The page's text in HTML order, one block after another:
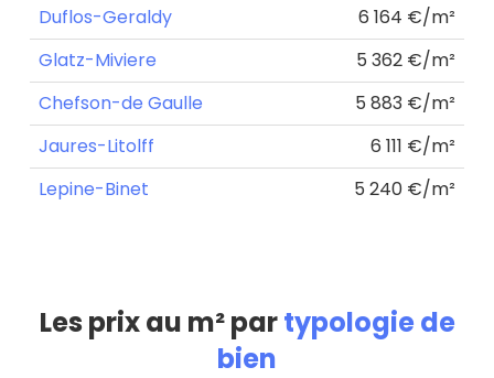
Duflos-Geraldy
6 164 €/m²
Glatz-Miviere
5 362 €/m²
Chefson-de Gaulle
5 883 €/m²
Jaures-Litolff
6 111 €/m²
Lepine-Binet
5 240 €/m²
Les prix au m² partypologie de
bien